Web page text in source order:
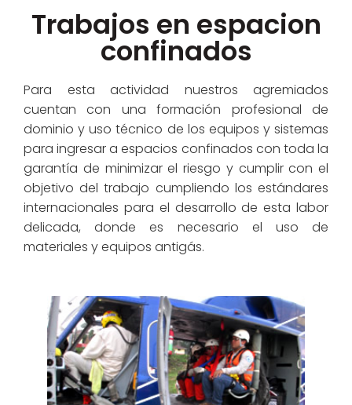
Trabajos en espacion
confinados
Para esta actividad nuestros agremiados
cuentan con una formación profesional de
dominio y uso técnico de los equipos y sistemas
para ingresar a espacios confinados con toda la
garantía de minimizar el riesgo y cumplir con el
objetivo del trabajo cumpliendo los estándares
internacionales para el desarrollo de esta labor
delicada, donde es necesario el uso de
materiales y equipos antigás.